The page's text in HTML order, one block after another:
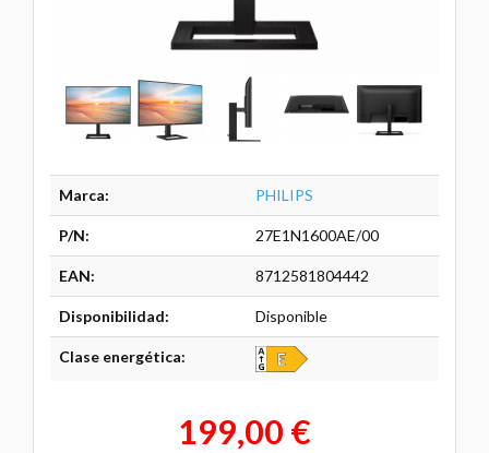
Marca: PHILIPS
P/N: 27E1N1600AE/00
EAN: 8712581804442
Disponibilidad: Disponible
Clase energética:
199,00 €